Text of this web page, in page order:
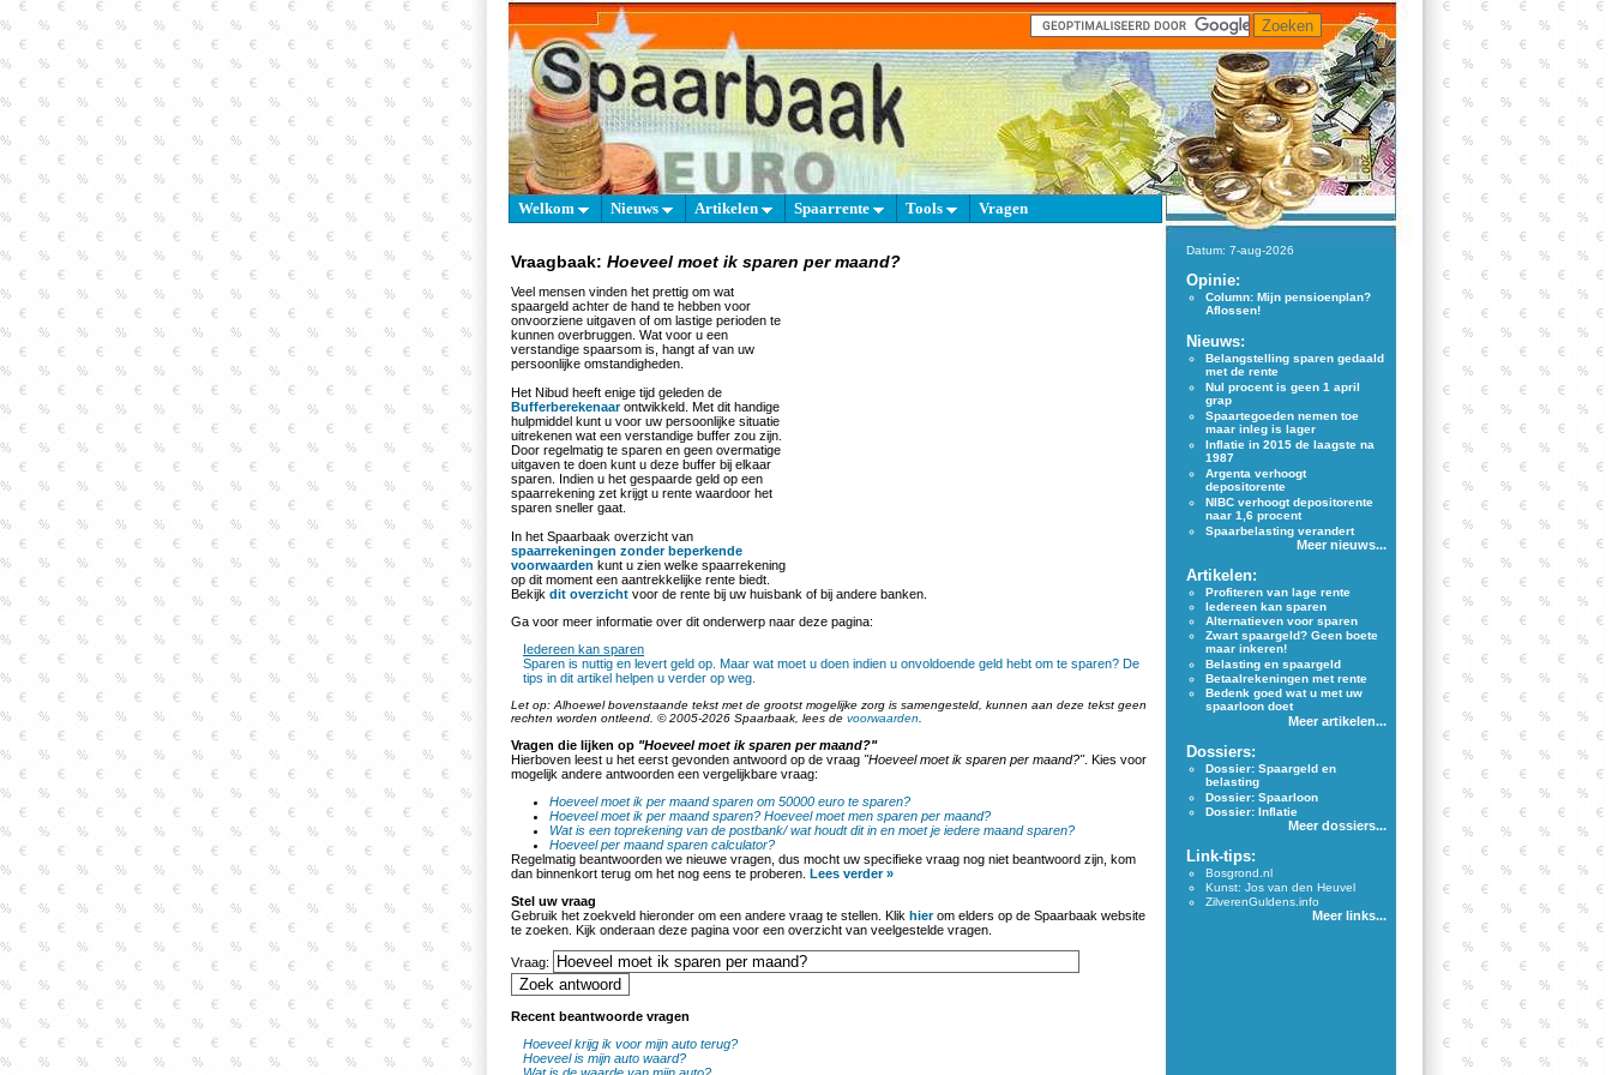
Welkom Nieuws Artikelen Spaarrente Tools Vragen
Vraagbaak: Hoeveel moet ik sparen per maand?
Veel mensen vinden het prettig om wat
spaargeld achter de hand te hebben voor
onvoorziene uitgaven of om lastige perioden te
kunnen overbruggen. Wat voor u een
verstandige spaarsom is, hangt af van uw
persoonlijke omstandigheden.
Het Nibud heeft enige tijd geleden de
Bufferberekenaarontwikkeld. Met dit handige
hulpmiddel kunt u voor uw persoonlijke situatie
uitrekenen wat een verstandige buffer zou zijn.
Door regelmatig te sparen en geen overmatige
uitgaven te doen kunt u deze buffer bij elkaar
sparen. Indien u het gespaarde geld op een
spaarrekening zet krijgt u rente waardoor het
sparen sneller gaat.
In het Spaarbaak overzicht van
spaarrekeningen zonder beperkende
voorwaarden kunt u zien welke spaarrekening
op dit moment een aantrekkelijke rente biedt.
Bekijk dit overzicht voor de rente bij uw huisbank of bij andere banken.
Ga voor meer informatie over dit onderwerp naar deze pagina:
Iedereen kan sparen
Sparen is nuttig en levert geld op. Maar wat moet u doen indien u onvoldoende geld hebt om te sparen? De
tips in dit artikel helpen u verder op weg.
Let op: Alhoewel bovenstaande tekst met de grootst mogelijke zorg is samengesteld, kunnen aan deze tekst geen
rechten worden ontleend. © 2005-2026 Spaarbaak, lees de voorwaarden
Vragen die lijken op "Hoeveel moet ik sparen per maand?"
Hierboven leest u het eerst gevonden antwoord op de vraag "Hoeveel moet ik sparen per maand?". Kies voor
mogelijk andere antwoorden een vergelijkbare vraag:
Hoeveel moet ik per maand sparen om 50000 euro te sparen?
Hoeveel moet ik per maand sparen? Hoeveel moet men sparen per maand?
Wat is een toprekening van de postbank/ wat houdt dit in en moet je iedere maand sparen?
Hoeveel per maand sparen calculator?
Regelmatig beantwoorden we nieuwe vragen, dus mocht uw specifieke vraag nog niet beantwoord zijn, kom
dan binnenkort terug om het nog eens te proberen. Lees verder »
Stel uw vraag
Gebruik het zoekveld hieronder om een andere vraag te stellen. Klik hierom elders op de Spaarbaak website
te zoeken. Kijk onderaan deze pagina voor een overzicht van veelgestelde vragen.
Vraag:
Recent beantwoorde vragen
Hoeveel krijg ik voor mijn auto terug?
Hoeveel is mijn auto waard?
Datum: 7-aug-2026
Opinie:
Column: Mijn pensioenplan?
Aflossen!
Nieuws:
Belangstelling sparen gedaald
met de rente
Nul procent is geen 1 april
grap
Spaartegoeden nemen toe
maar inleg is lager
Inflatie in 2015 de laagste na
1987
Argenta verhoogt
depositorente
NIBC verhoogt depositorente
naar 1,6 procent
Spaarbelasting verandert
Meer nieuws...
Artikelen:
Profiteren van lage rente
Iedereen kan sparen
Alternatieven voor sparen
Zwart spaargeld? Geen boete
maar inkeren!
Belasting en spaargeld
Betaalrekeningen met rente
Bedenk goed wat u met uw
spaarloon doet
Meer artikelen...
Dossiers:
Dossier: Spaargeld en
belasting
Dossier: Spaarloon
Dossier: Inflatie
Meer dossiers...
Link-tips:
Bosgrond.nl
Kunst: Jos van den Heuvel
ZilverenGuldens.info
Meer links...